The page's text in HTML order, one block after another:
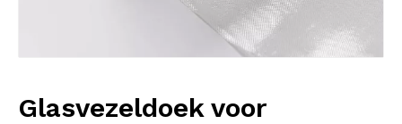
Glasvezeldoek voor